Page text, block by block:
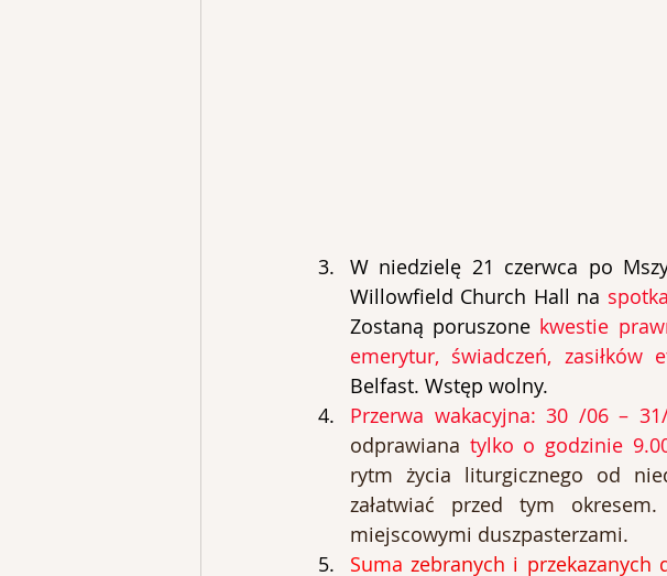
W niedzielę 21 czerwca po
Willowfield Church Hall na
Zostaną poruszone kwestie
emerytur, świadczeń, zasiłków
Belfast. Wstęp wolny.
Przerwa wakacyjna: 30 /06 –
odprawiana tylko o godzinie
rytm życia liturgicznego od
załatwiać przed tym
miejscowymi duszpasterzami.
Suma